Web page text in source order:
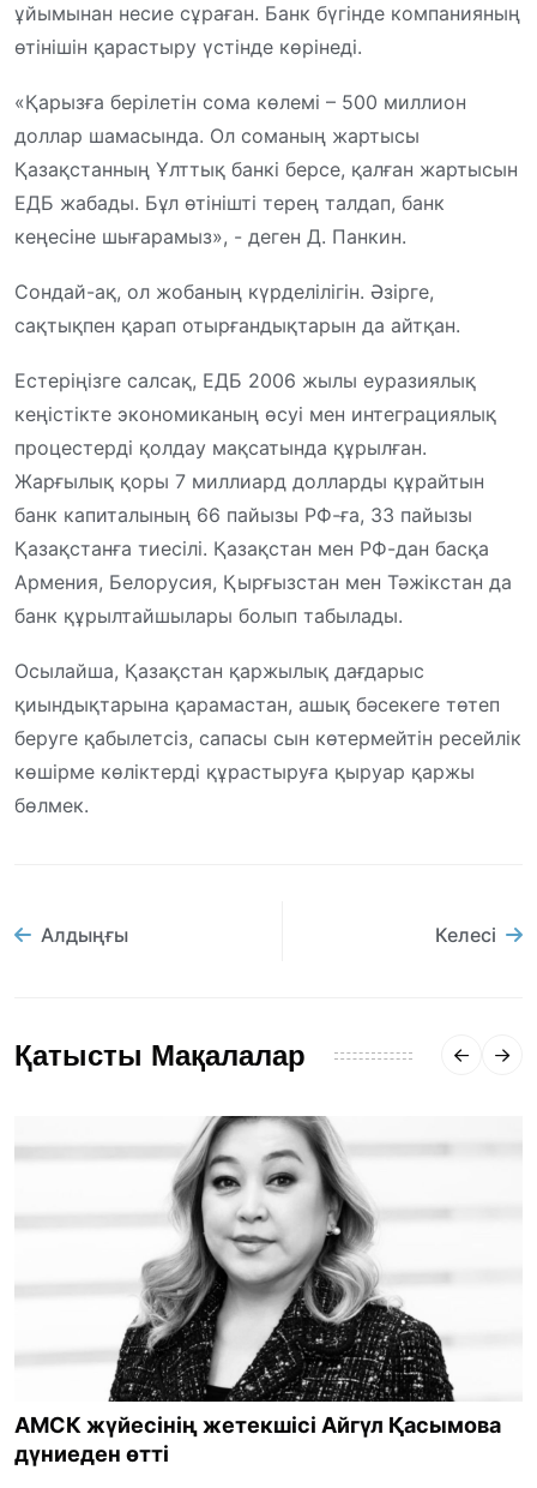
ұйымынан несие сұраған. Банк бүгінде компанияның
өтінішін қарастыру үстінде көрінеді.
«Қарызға берілетін сома көлемі – 500 миллион
доллар шамасында. Ол соманың жартысы
Қазақстанның Ұлттық банкі берсе, қалған жартысын
ЕДБ жабады. Бұл өтінішті терең талдап, банк
кеңесіне шығарамыз», - деген Д. Панкин.
Сондай-ақ, ол жобаның күрделілігін. Әзірге,
сақтықпен қарап отырғандықтарын да айтқан.
Естеріңізге салсақ, ЕДБ 2006 жылы еуразиялық
кеңістікте экономиканың өсуі мен интеграциялық
процестерді қолдау мақсатында құрылған.
Жарғылық қоры 7 миллиард долларды құрайтын
банк капиталының 66 пайызы РФ-ға, 33 пайызы
Қазақстанға тиесілі. Қазақстан мен РФ-дан басқа
Армения, Белорусия, Қырғызстан мен Тәжікстан да
банк құрылтайшылары болып табылады.
Осылайша, Қазақстан қаржылық дағдарыс
қиындықтарына қарамастан, ашық бәсекеге төтеп
беруге қабылетсіз, сапасы сын көтермейтін ресейлік
көшірме көліктерді құрастыруға қыруар қаржы
бөлмек.
Алдыңғы Келесі
Қатысты Мақалалар
АМСК жүйесінің жетекшісі Айгүл Қасымова
дүниеден өтті